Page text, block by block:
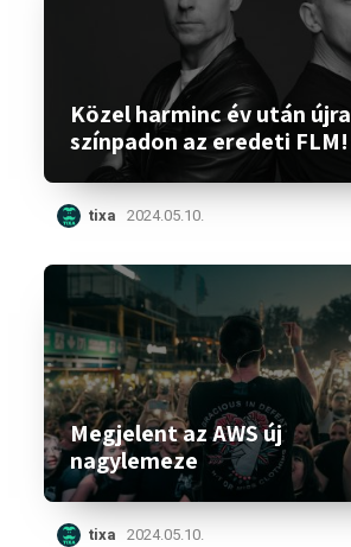
Közel harminc év után újra
színpadon az eredeti FLM!
tixa 2024.05.10.
Megjelent az AWS új
nagylemeze
tixa 2024.05.10.